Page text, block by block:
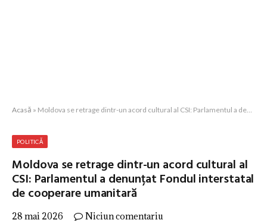
Acasă » Moldova se retrage dintr-un acord cultural al CSI: Parlamentul a denunțat Fondul interstatal de cooperare umanitară
POLITICĂ
Moldova se retrage dintr-un acord cultural al
CSI: Parlamentul a denunțat Fondul interstatal
de cooperare umanitară
28 mai 2026 Niciun comentariu